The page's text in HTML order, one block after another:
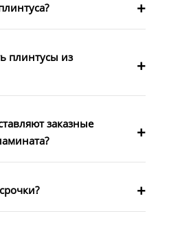
плинтусы из
заказные